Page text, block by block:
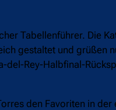
Tabellenführer. Die
gestaltet und grüßen
del-Rey-Halbfinal-
den Favoriten in